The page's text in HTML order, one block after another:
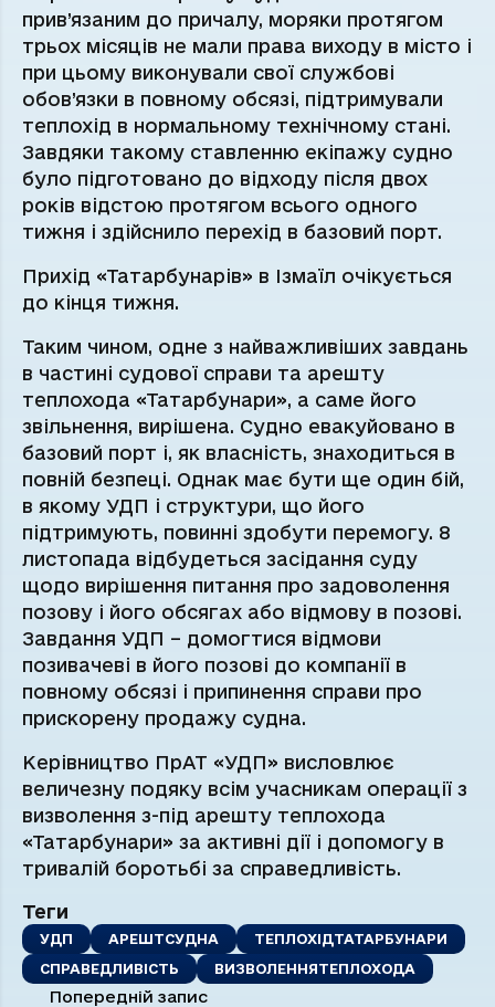
прив’язаним до причалу, моряки протягом
трьох місяців не мали права виходу в місто і
при цьому виконували свої службові
обов’язки в повному обсязі, підтримували
теплохід в нормальному технічному стані.
Завдяки такому ставленню екіпажу судно
було підготовано до відходу після двох
років відстою протягом всього одного
тижня і здійснило перехід в базовий порт.
Прихід «Татарбунарів» в Ізмаїл очікується
до кінця тижня.
Таким чином, одне з найважливіших завдань
в частині судової справи та арешту
теплохода «Татарбунари», а саме його
звільнення, вирішена. Судно евакуйовано в
базовий порт і, як власність, знаходиться в
повній безпеці. Однак має бути ще один бій,
в якому УДП і структури, що його
підтримують, повинні здобути перемогу. 8
листопада відбудеться засідання суду
щодо вирішення питання про задоволення
позову і його обсягах або відмову в позові.
Завдання УДП – домогтися відмови
позивачеві в його позові до компанії в
повному обсязі і припинення справи про
прискорену продажу судна.
Керівництво ПрАТ «УДП» висловлює
величезну подяку всім учасникам операції з
визволення з-під арешту теплохода
«Татарбунари» за активні дії і допомогу в
тривалій боротьбі за справедливість.
Теги
УДП АРЕШТСУДНА
ТЕПЛОХІДТАТАРБУНАРИ
СПРАВЕДЛИВІСТЬ
ВИЗВОЛЕННЯТЕПЛОХОДА
Попередній запис